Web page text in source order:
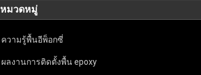
หมวดหมู่
ความรู้พื้นอีพ็อกซี่
ผลงานการติดตั้งพื้น epoxy